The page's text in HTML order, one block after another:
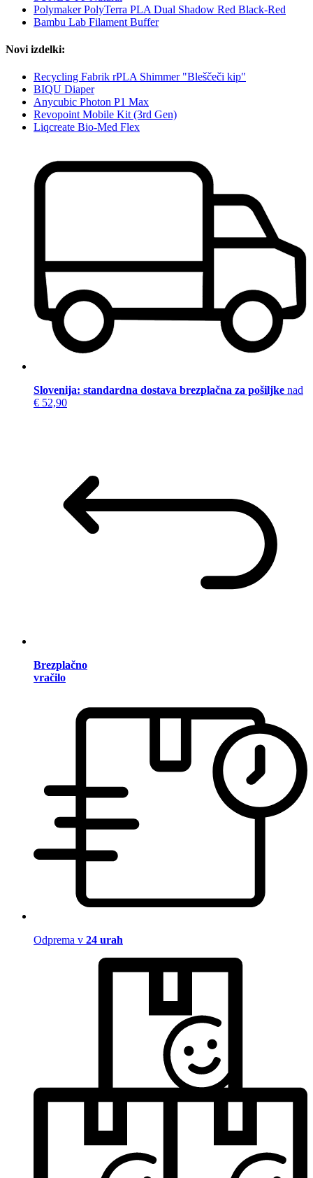
Polymaker PolyTerra PLA Dual Shadow Red Black-Red
Bambu Lab Filament Buffer
Novi izdelki:
Recycling Fabrik rPLA Shimmer "Bleščeči kip"
BIQU Diaper
Anycubic Photon P1 Max
Revopoint Mobile Kit (3rd Gen)
Liqcreate Bio-Med Flex
Slovenija: standardna dostava brezplačna za pošiljke nad
€ 52,90
Brezplačno
vračilo
Odprema v 24 urah